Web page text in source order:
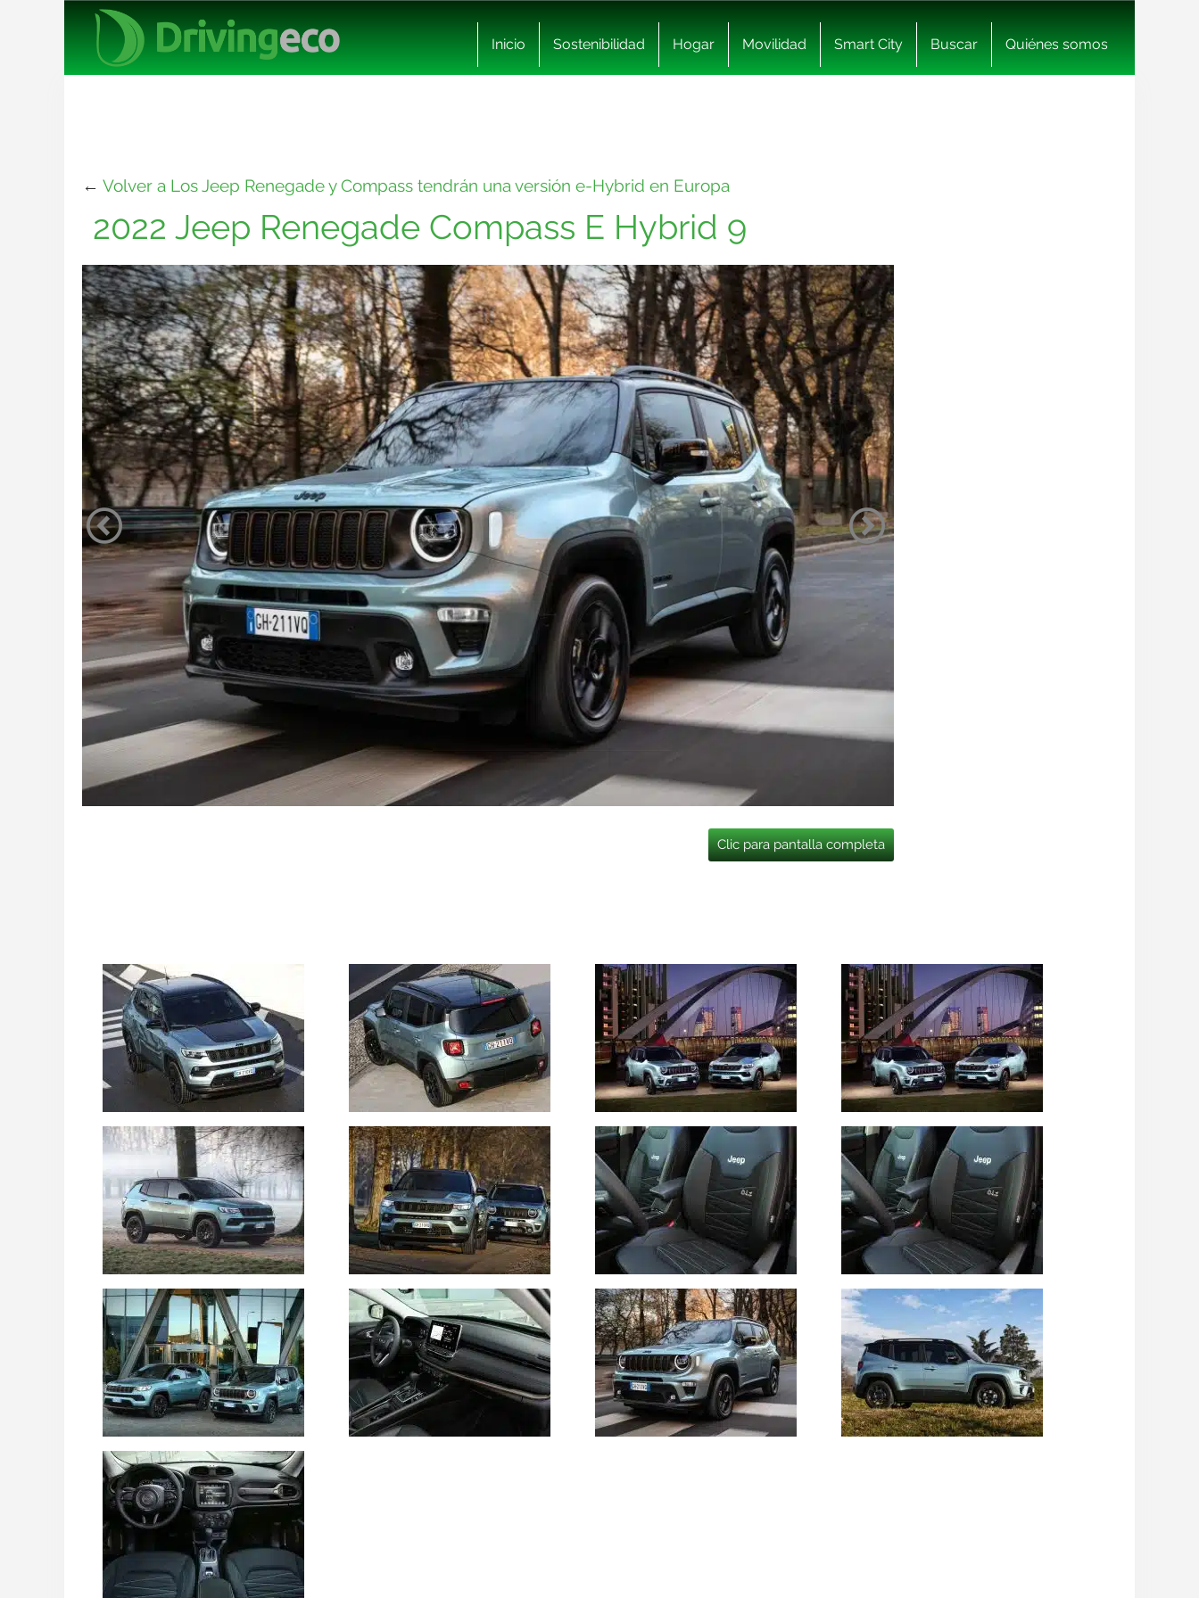
Inicio Sostenibilidad Hogar Movilidad Smart City Buscar Quiénes somos
← Volver a Los Jeep Renegade y Compass tendrán una versión e-Hybrid en Europa
2022 Jeep Renegade Compass E Hybrid 9
Clic para pantalla completa